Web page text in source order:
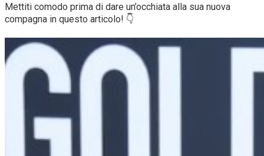
Mettiti comodo prima di dare un’occhiata alla sua nuova
compagna in questo articolo! 👇